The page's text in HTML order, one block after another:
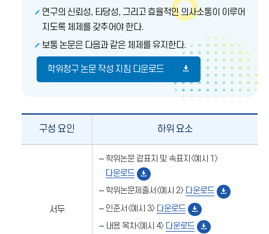
연구의 신뢰성, 타당성, 그리고 효율적인 의사소통이 이루어
지도록 체제를 갖추어야 한다.
보통 논문은 다음과 같은 체제를 유지한다.
학위청구 논문 작성 지침 다운로드
구성 요인 하위 요소
서두
학위논문 겉표지 및 속표지〈예시 1〉
다운로드
학위논문제출서〈예시 2〉 다운로드
인준서〈예시 3〉
다운로드
내용 목차〈예시 4〉 다운로드